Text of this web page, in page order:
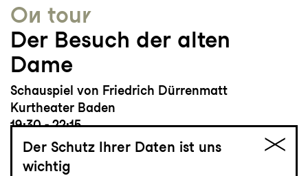
On tour
Der Besuch der alten
Dame
Schauspiel von Friedrich Dürrenmatt
Kurtheater Baden
19:30 - 22:15
Der Schutz Ihrer Daten ist uns
wichtig